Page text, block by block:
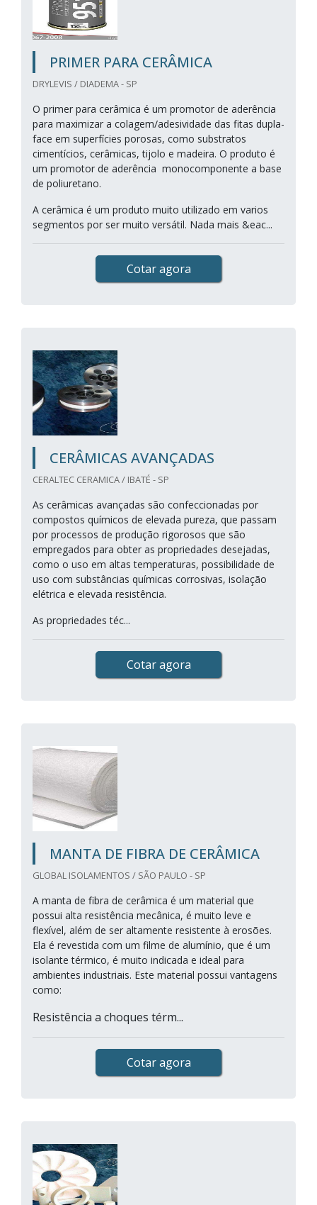
PRIMER PARA CERÂMICA
DRYLEVIS / DIADEMA - SP
O primer para cerâmica é um promotor de aderência
para maximizar a colagem/adesividade das fitas dupla-
face em superfícies porosas, como substratos
cimentícios, cerâmicas, tijolo e madeira. O produto é
um promotor de aderência monocomponente a base
de poliuretano.
A cerâmica é um produto muito utilizado em varios
segmentos por ser muito versátil. Nada mais &eac...
Cotar agora
CERÂMICAS AVANÇADAS
CERALTEC CERAMICA / IBATÉ - SP
As cerâmicas avançadas são confeccionadas por
compostos químicos de elevada pureza, que passam
por processos de produção rigorosos que são
empregados para obter as propriedades desejadas,
como o uso em altas temperaturas, possibilidade de
uso com substâncias químicas corrosivas, isolação
elétrica e elevada resistência.
As propriedades téc...
Cotar agora
MANTA DE FIBRA DE CERÂMICA
GLOBAL ISOLAMENTOS / SÃO PAULO - SP
A manta de fibra de cerâmica é um material que
possui alta resistência mecânica, é muito leve e
flexível, além de ser altamente resistente à erosões.
Ela é revestida com um filme de alumínio, que é um
isolante térmico, é muito indicada e ideal para
ambientes industriais. Este material possui vantagens
como:
Resistência a choques térm...
Cotar agora